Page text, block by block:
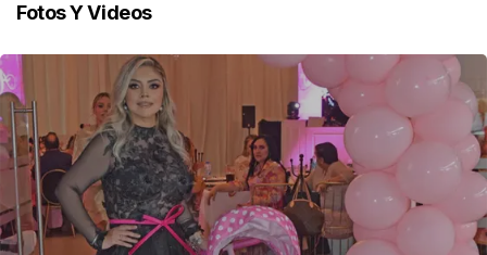
Fotos Y Videos